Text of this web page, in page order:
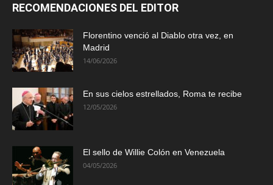
RECOMENDACIONES DEL EDITOR
Florentino venció al Diablo otra vez, en
Madrid
14/06/2026
En sus cielos estrellados, Roma te recibe
12/05/2026
El sello de Willie Colón en Venezuela
04/05/2026